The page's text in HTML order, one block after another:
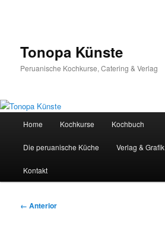
Tonopa Künste
Peruanische Kochkurse, Catering & Verlag
principal
Home Kochkurse Kochbuch
Die peruanische Küche Verlag & Grafik
Kontakt
Navegador
← Anterior